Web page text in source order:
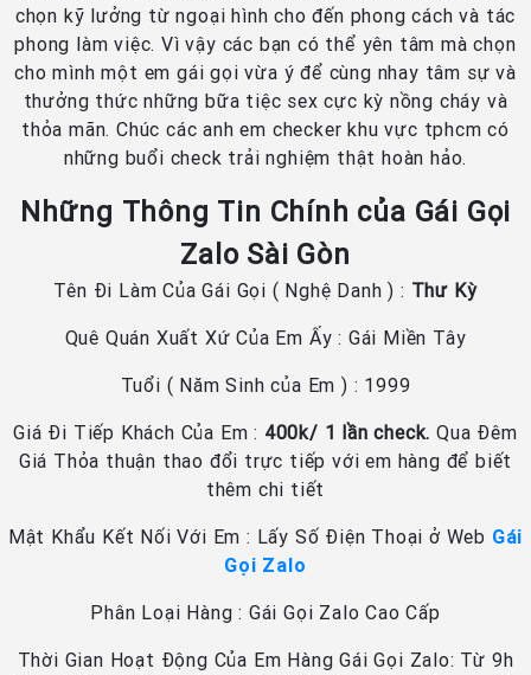
chọn kỹ lưởng từ ngoại hình cho đến phong cách và tác
phong làm việc. Vì vậy các bạn có thể yên tâm mà chọn
cho mình một em gái gọi vừa ý để cùng nhay tâm sự và
thưởng thức những bữa tiệc sex cực kỳ nồng cháy và
thỏa mãn. Chúc các anh em checker khu vực tphcm có
những buổi check trải nghiệm thật hoàn hảo.
Những Thông Tin Chính của Gái Gọi
Zalo Sài Gòn
Tên Đi Làm Của Gái Gọi ( Nghệ Danh ) : Thư Kỳ
Quê Quán Xuất Xứ Của Em Ấy : Gái Miền Tây
Tuổi ( Năm Sinh của Em ) : 1999
Giá Đi Tiếp Khách Của Em : 400k/ 1 lần check. Qua Đêm
Giá Thỏa thuận thao đổi trực tiếp với em hàng để biết
thêm chi tiết
Mật Khẩu Kết Nối Với Em : Lấy Số Điện Thoại ở Web Gái
Gọi Zalo
Phân Loại Hàng : Gái Gọi Zalo Cao Cấp
Thời Gian Hoạt Động Của Em Hàng Gái Gọi Zalo: Từ 9h